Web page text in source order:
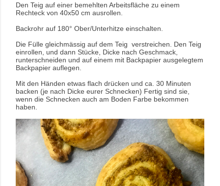
Den Teig auf einer bemehlten Arbeitsfläche zu einem
Rechteck von 40x50 cm ausrollen.
Backrohr auf 180° Ober/Unterhitze einschalten.
Die Fülle gleichmässig auf dem Teig verstreichen. Den Teig
einrollen, und dann Stücke, Dicke nach Geschmack,
runterschneiden und auf einem mit Backpapier ausgelegtem
Backpapier auflegen.
Mit den Händen etwas flach drücken und ca. 30 Minuten
backen (je nach Dicke eurer Schnecken) Fertig sind sie,
wenn die Schnecken auch am Boden Farbe bekommen
haben.